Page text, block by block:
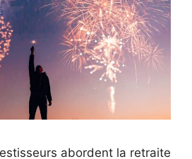
abordent la retraite